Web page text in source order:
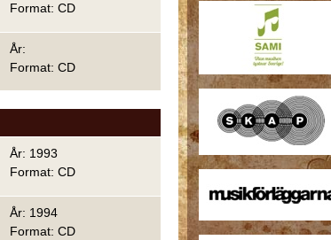
Format: CD
År:
Format: CD
År: 1993
Format: CD
År: 1994
Format: CD